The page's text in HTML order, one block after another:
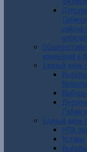
района
изменений в
Единый день
Единый день
НПА
Уставы